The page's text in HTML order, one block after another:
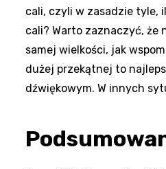
cali, czyli w zasadzie tyle,
cali? Warto zaznaczyć, że
samej wielkości, jak
dużej przekątnej to
dźwiękowym. W innych